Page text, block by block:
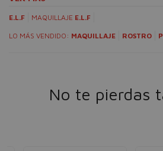
E.L.F MAQUILLAJE E.L.F
LO MÁS VENDIDO: MAQUILLAJE ROSTRO
No te pierdas